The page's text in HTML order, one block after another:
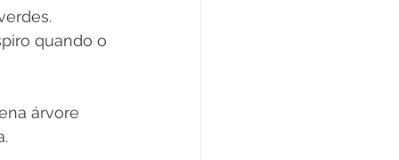
quando o
árvore